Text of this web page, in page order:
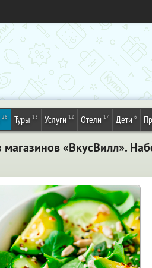
26 Туры 13 Услуги 12 Отели 17 Дети 6
магазинов «ВкусВилл».